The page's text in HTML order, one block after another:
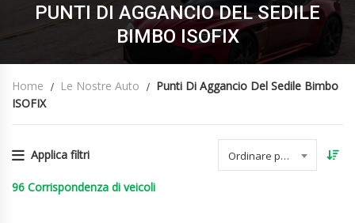
PUNTI DI AGGANCIO DEL SEDILE
BIMBO ISOFIX
Home Le Nostre Auto
Punti Di Aggancio Del Sedile Bimbo
ISOFIX
Applica filtri Ordinare per data
96 Corrispondenza di veicoli